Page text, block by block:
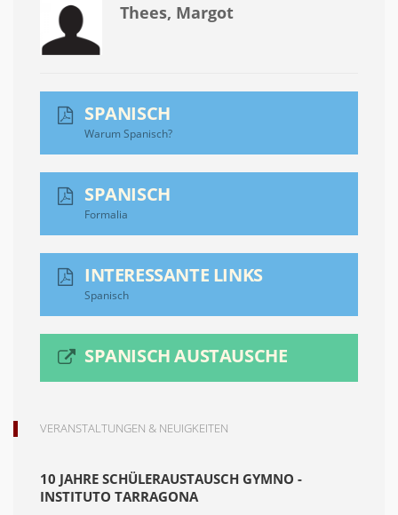
Thees, Margot
SPANISCH
Warum Spanisch?
SPANISCH
Formalia
INTERESSANTE LINKS
Spanisch
SPANISCH AUSTAUSCHE
VERANSTALTUNGEN & NEUIGKEITEN
10 JAHRE SCHÜLERAUSTAUSCH GYMNO -
INSTITUTO TARRAGONA